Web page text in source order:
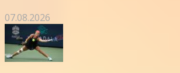
07.08.2026